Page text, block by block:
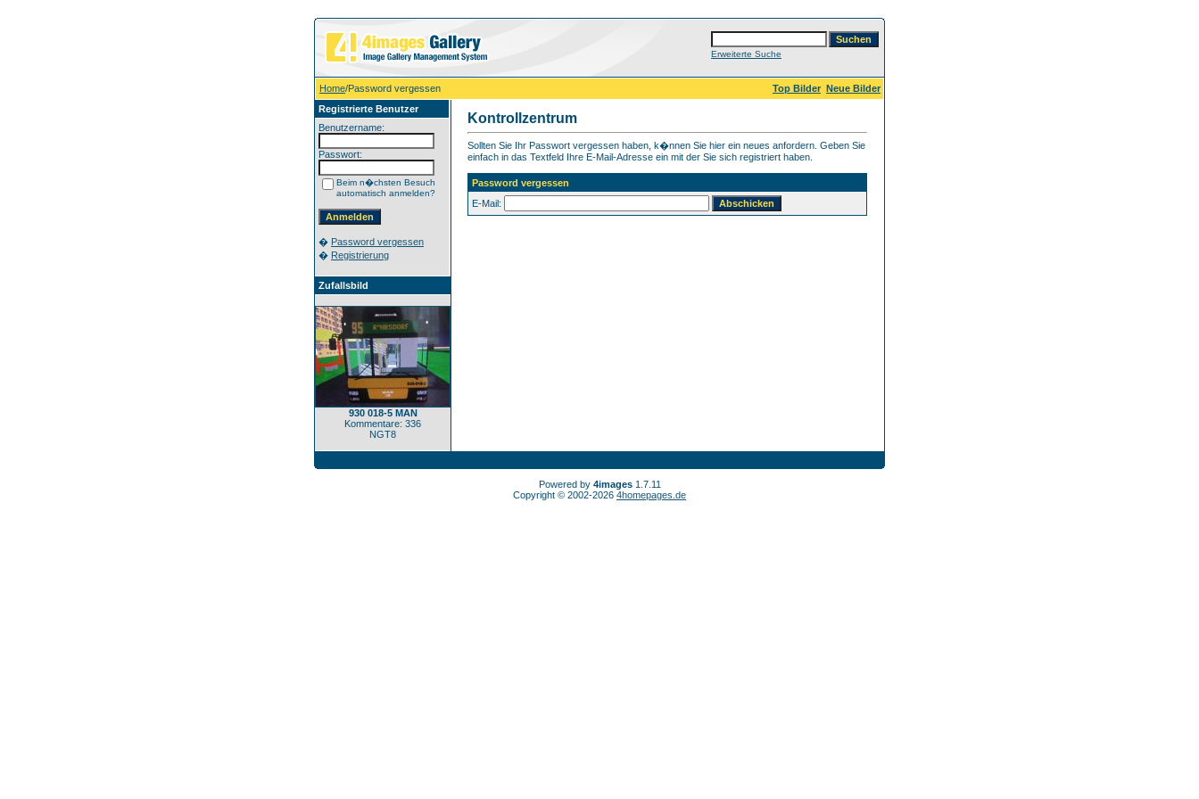
Erweiterte Suche
Home/Password vergessen Top Bilder Neue Bilder
Registrierte Benutzer
Benutzername:
Passwort:
Beim n�chsten Besuch
automatisch anmelden?
� Password vergessen
� Registrierung
Zufallsbild
930 018-5 MAN
Kommentare: 336
NGT8
Kontrollzentrum
Sollten Sie Ihr Passwort vergessen haben, k�nnen Sie hier ein neues anfordern. Geben Sie
einfach in das Textfeld Ihre E-Mail-Adresse ein mit der Sie sich registriert haben.
Password vergessen
E-Mail:
Powered by 4images1.7.11
Copyright © 2002-2026 4homepages.de